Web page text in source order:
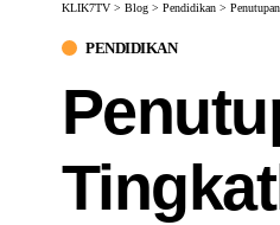
KLIK7TV > Blog > Pendidikan >
PENDIDIKAN